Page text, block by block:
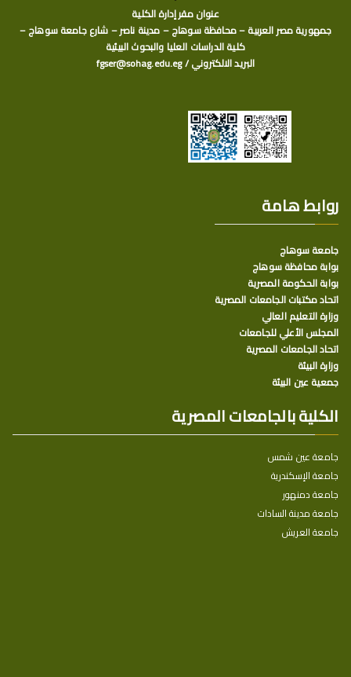
عنوان مقر إدارة الكلية
جمهورية مصر العربية – محافظة سوهاج – مدينة ناصر – شارع جامعة سوهاج –
كلية الدراسات العليا والبحوث البيئية
البريد الالكتروني / fgser@sohag.edu.eg
روابط هامة
جامعة سوهاج
بوابة محافظة سوهاج
بوابة الحكومة المصرية
اتحاد مكتبات الجامعات المصرية
وزارة التعليم العالي
المجلس الأعلي للجامعات
اتحاد الجامعات المصرية
وزارة البيئة
جمعية عين البيئة
الكلية بالجامعات المصرية
جامعة عين شمس
جامعة الإسكندرية
جامعة دمنهور
جامعة مدينة السادات
جامعة العريش